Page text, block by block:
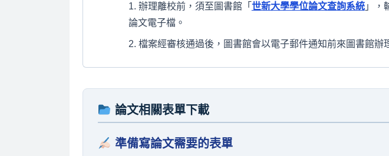
辦理離校前，須至圖書館「 世新大學學位論文查詢系統」，
論文電子檔。
檔案經審核通過後，圖書館會以電子郵件通知前來圖書館
論文相關表單下載
準備寫論文需要的表單